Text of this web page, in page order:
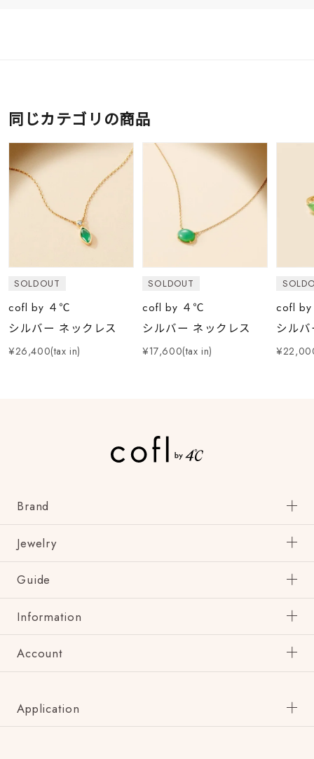
同じカテゴリの商品
SOLDOUT
cofl by ４℃
シルバー ネックレス
¥26,400(tax in)
SOLDOUT
cofl by ４℃
シルバー ネックレス
¥17,600(tax in)
cofl
シル
Brand
Jewelry
Guide
Information
Account
Application